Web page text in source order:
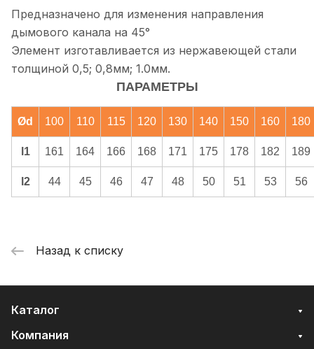
Предназначено для изменения направления
дымового канала на 45°
Элемент изготавливается из нержавеющей стали
толщиной 0,5; 0,8мм; 1.0мм.
ПАРАМЕТРЫ
Ød 100 110 115 120 130 140 150 160 180
l1 161 164 166 168 171 175 178 182 189
l2 44 45 46 47 48 50 51 53 56
Назад к списку
Каталог
Компания